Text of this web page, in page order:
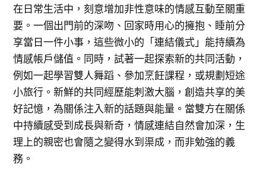
在日常生活中，刻意增加非性意味的情感互動至關重
要。一個出門前的深吻、回家時用心的擁抱、睡前分
享當日一件小事，這些微小的「連結儀式」能持續為
情感帳戶儲值。同時，試著一起探索新的共同活動，
例如一起學習雙人舞蹈、參加烹飪課程，或規劃短途
小旅行。新鮮的共同經歷能刺激大腦，創造共享的美
好記憶，為關係注入新的話題與能量。當雙方在關係
中持續感受到成長與新奇，情感連結自然會加深，生
理上的親密也會隨之變得水到渠成，而非勉強的義
務。